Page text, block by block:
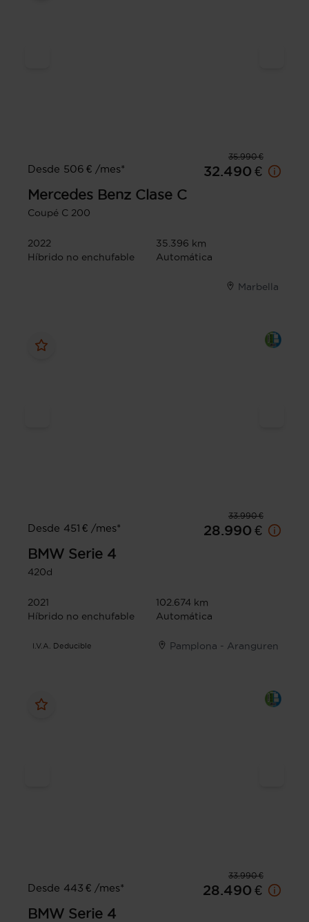
35.990 €
Desde 506 € /mes*
32.490 €
Mercedes Benz Clase C
Coupé C 200
2022
35.396 km
Híbrido no enchufable
Automática
Marbella
33.990 €
Desde 451 € /mes*
28.990 €
BMW Serie 4
420d
2021
102.674 km
Híbrido no enchufable
Automática
I.V.A. Deducible Pamplona - Aranguren
33.990 €
Desde 443 € /mes*
28.490 €
BMW Serie 4